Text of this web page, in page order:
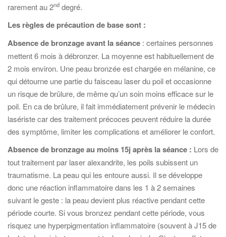
rarement au 2nd degré.
Les règles de précaution de base sont :
Absence de bronzage avant la séance : certaines personnes
mettent 6 mois à débronzer. La moyenne est habituellement de
2 mois environ. Une peau bronzée est chargée en mélanine, ce
qui détourne une partie du faisceau laser du poil et occasionne
un risque de brûlure, de même qu’un soin moins efficace sur le
poil. En ca de brûlure, il fait immédiatement prévenir le médecin
lasériste car des traitement précoces peuvent réduire la durée
des symptôme, limiter les complications et améliorer le confort.
Absence de bronzage au moins 15j après la séance : Lors de
tout traitement par laser alexandrite, les poils subissent un
traumatisme. La peau qui les entoure aussi. Il se développe
donc une réaction inflammatoire dans les 1 à 2 semaines
suivant le geste : la peau devient plus réactive pendant cette
période courte. Si vous bronzez pendant cette période, vous
risquez une hyperpigmentation inflammatoire (souvent à J15 de